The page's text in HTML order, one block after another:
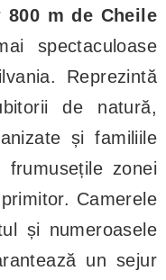
800 m de Cheile
spectaculoase
Reprezintă
de natură,
și familiile
zonei
Camerele
și numeroasele
un sejur